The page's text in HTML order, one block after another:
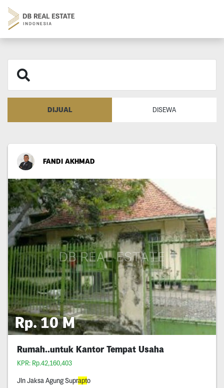
DIJUAL DISEWA
FANDI AKHMAD
Rp. 10 M
Rumah..untuk Kantor Tempat Usaha
KPR: Rp.42,160,403
Jln Jaksa Agung Suprapto